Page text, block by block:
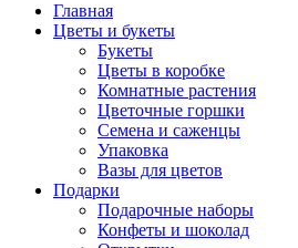
Главная
Цветы и букеты
Букеты
Цветы в коробке
Комнатные растения
Цветочные горшки
Семена и саженцы
Упаковка
Вазы для цветов
Подарки
Подарочные наборы
Конфеты и шоколад